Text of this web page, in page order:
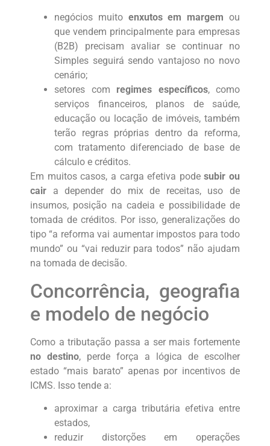
negócios muito enxutos em margem ou
que vendem principalmente para empresas
(B2B) precisam avaliar se continuar no
Simples seguirá sendo vantajoso no novo
cenário;
setores com regimes específicos, como
serviços financeiros, planos de saúde,
educação ou locação de imóveis, também
terão regras próprias dentro da reforma,
com tratamento diferenciado de base de
cálculo e créditos.
Em muitos casos, a carga efetiva podesubir ou
cair a depender do mix de receitas, uso de
insumos, posição na cadeia e possibilidade de
tomada de créditos. Por isso, generalizações do
tipo “a reforma vai aumentar impostos para todo
mundo” ou “vai reduzir para todos” não ajudam
na tomada de decisão.
Concorrência, geografia
e modelo de negócio
Como a tributação passa a ser mais fortemente
no destino, perde força a lógica de escolher
estado “mais barato” apenas por incentivos de
ICMS. Isso tende a:
aproximar a carga tributária efetiva entre
estados,
reduzir distorções em operações